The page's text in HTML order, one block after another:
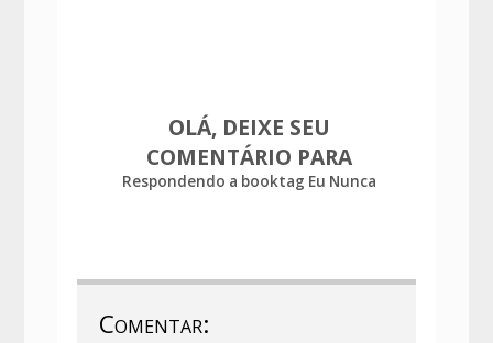
OLÁ, DEIXE SEU
COMENTÁRIO PARA
Respondendo a booktag Eu Nunca
Comentar: